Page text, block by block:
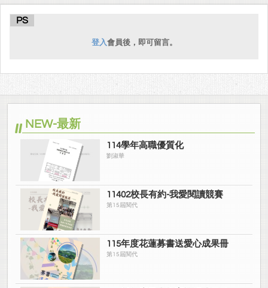
PS
登入會員後，即可留言。
NEW-最新
114學年高職優質化
劉淑華
11402校長有約-我愛閱讀競賽
第15屆閱代
115年度花蓮募書送愛心成果冊
第15屆閱代